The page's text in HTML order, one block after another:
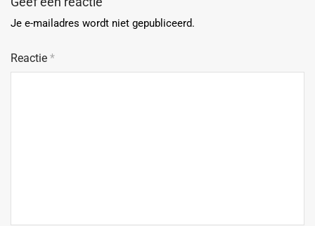
Je e-mailadres wordt niet gepubliceerd.
Reactie *